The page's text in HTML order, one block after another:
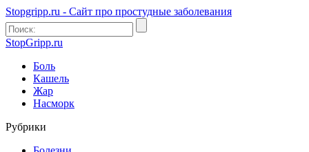
Stopgripp.ru - Cайт про простудные заболевания
StopGripp.ru
Боль
Кашель
Жар
Насморк
Рубрики